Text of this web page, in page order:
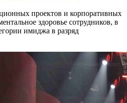
проектов и корпоративных
здоровье сотрудников, в
имиджа в разряд